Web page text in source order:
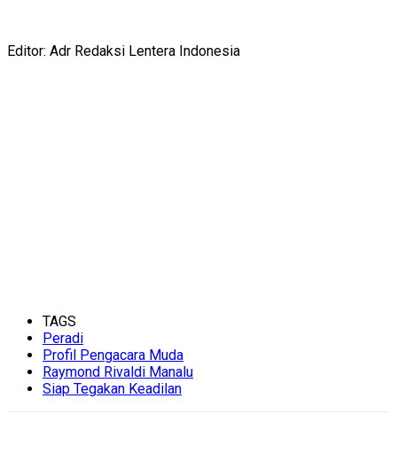
Editor: Adr Redaksi Lentera Indonesia
TAGS
Peradi
Profil Pengacara Muda
Raymond Rivaldi Manalu
Siap Tegakan Keadilan